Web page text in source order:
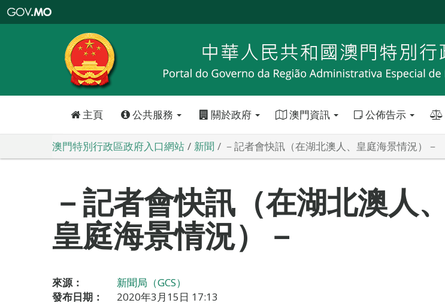
特
政
區
政
口
主頁 公共服務 關於政府 澳門資訊 公佈告示
澳門特別行政區政府入口網站 新聞 －記者會快訊（在湖北澳人、皇庭海景情況）－
－記者會快訊（在湖北澳人、
皇庭海景情況）－
來源：
新聞局（GCS）
發布日期：
2020年3月15日 17:13